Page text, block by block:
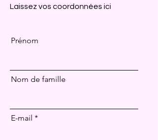
Laissez vos coordonnées ici
Prénom
Nom de famille
E-mail